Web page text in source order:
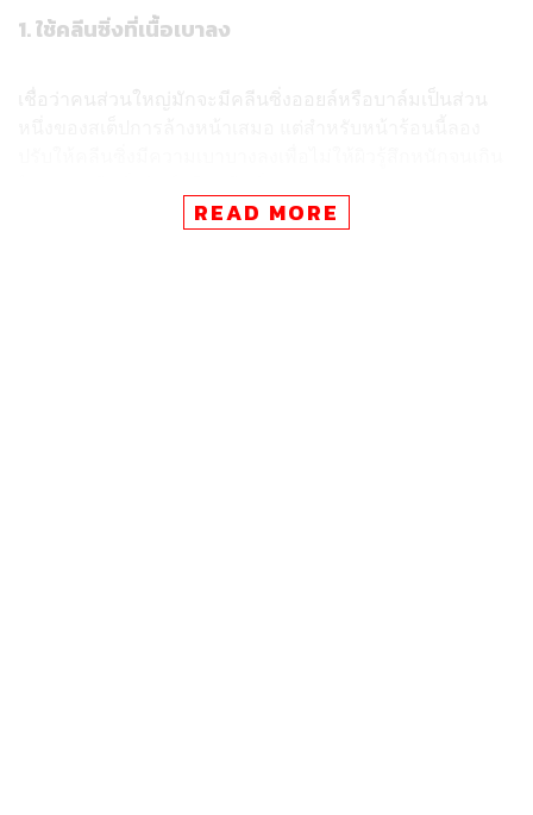
1. ใช้คลีนซิ่งที่เนื้อเบาลง
เชื่อว่าคนส่วนใหญ่มักจะมีคลีนซิ่งออยล์หรือบาล์มเป็นส่วน
READ MORE